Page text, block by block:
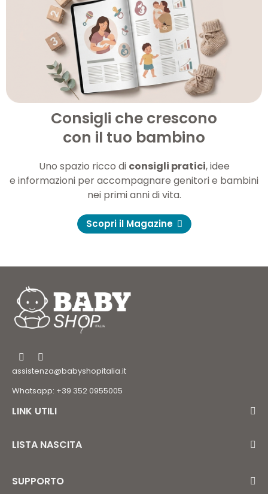
Consigli che crescono
con il tuo bambino
Uno spazio ricco di consigli pratici, idee
e informazioni per accompagnare genitori e bambini
nei primi anni di vita.
Scopri il Magazine
assistenza@babyshopitalia.it
Whatsapp: +39 352 0955005
LINK UTILI
LISTA NASCITA
SUPPORTO